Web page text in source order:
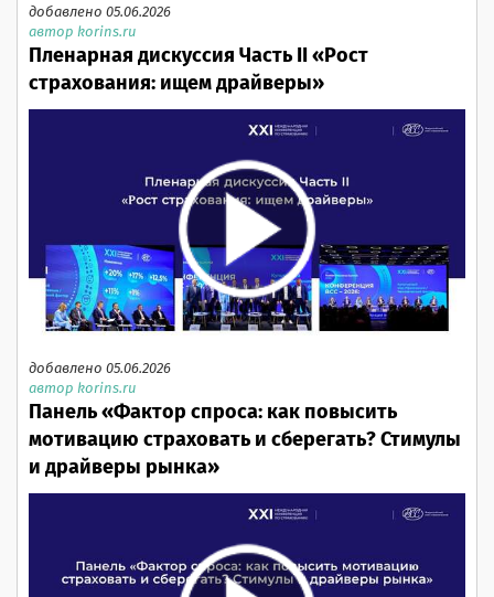
добавлено 05.06.2026
автор korins.ru
Пленарная дискуссия Часть II «Рост
страхования: ищем драйверы»
добавлено 05.06.2026
автор korins.ru
Панель «Фактор спроса: как повысить
мотивацию страховать и сберегать? Стимулы
и драйверы рынка»